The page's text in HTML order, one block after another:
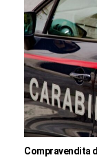
Compravendita